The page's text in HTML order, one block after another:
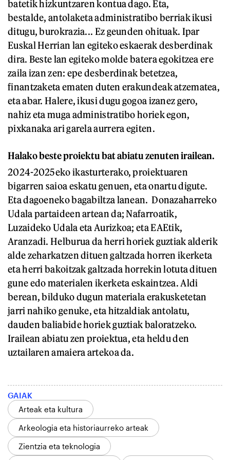
batetik hizkuntzaren kontua dago. Eta,
bestalde, antolaketa administratibo berriak ikusi
ditugu, burokrazia... Ez geunden ohituak. Ipar
Euskal Herrian lan egiteko eskaerak desberdinak
dira. Beste lan egiteko molde batera egokitzea ere
zaila izan zen: epe desberdinak betetzea,
finantzaketa ematen duten erakundeak atzematea,
eta abar. Halere, ikusi dugu gogoa izanez gero,
nahiz eta muga administratibo horiek egon,
pixkanaka ari garela aurrera egiten.
Halako beste proiektu bat abiatu zenuten irailean.
2024-2025eko ikasturterako, proiektuaren
bigarren saioa eskatu genuen, eta onartu digute.
Eta dagoeneko bagabiltza lanean. Donazaharreko
Udala partaideen artean da; Nafarroatik,
Luzaideko Udala eta Aurizkoa; eta EAEtik,
Aranzadi. Helburua da herri horiek guztiak alderik
alde zeharkatzen dituen galtzada horren ikerketa
eta herri bakoitzak galtzada horrekin lotuta dituen
gune edo materialen ikerketa eskaintzea. Aldi
berean, bilduko dugun materiala erakusketetan
jarri nahiko genuke, eta hitzaldiak antolatu,
dauden baliabide horiek guztiak baloratzeko.
Irailean abiatu zen proiektua, eta heldu den
uztailaren amaiera artekoa da.
GAIAK
Arteak eta kultura
Arkeologia eta historiaurreko arteak
Zientzia eta teknologia